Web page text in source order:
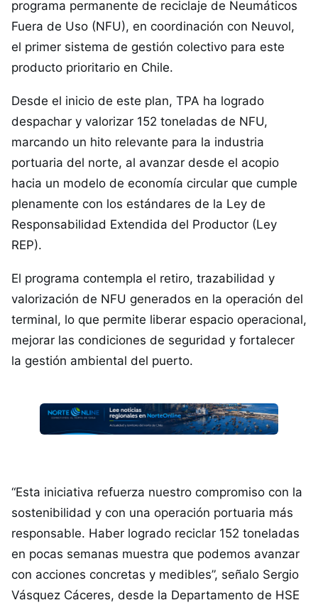
programa permanente de reciclaje de Neumáticos
Fuera de Uso (NFU), en coordinación con Neuvol,
el primer sistema de gestión colectivo para este
producto prioritario en Chile.
Desde el inicio de este plan, TPA ha logrado
despachar y valorizar 152 toneladas de NFU,
marcando un hito relevante para la industria
portuaria del norte, al avanzar desde el acopio
hacia un modelo de economía circular que cumple
plenamente con los estándares de la Ley de
Responsabilidad Extendida del Productor (Ley
REP).
El programa contempla el retiro, trazabilidad y
valorización de NFU generados en la operación del
terminal, lo que permite liberar espacio operacional,
mejorar las condiciones de seguridad y fortalecer
la gestión ambiental del puerto.
“Esta iniciativa refuerza nuestro compromiso con la
sostenibilidad y con una operación portuaria más
responsable. Haber logrado reciclar 152 toneladas
en pocas semanas muestra que podemos avanzar
con acciones concretas y medibles”, señalo Sergio
Vásquez Cáceres, desde la Departamento de HSE